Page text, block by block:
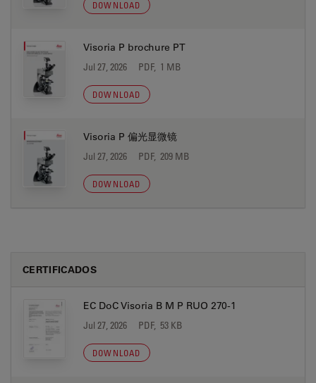
DOWNLOAD
Visoria P brochure PT
Jul 27, 2026 PDF, 1 MB
DOWNLOAD
Visoria P 偏光显微镜
Jul 27, 2026 PDF, 209 MB
DOWNLOAD
CERTIFICADOS
EC DoC Visoria B M P RUO 270-1
Jul 27, 2026 PDF, 53 KB
DOWNLOAD